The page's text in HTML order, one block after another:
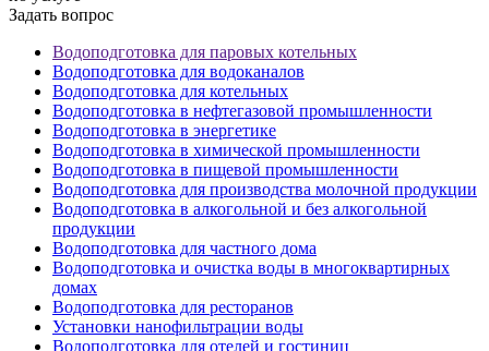
Задать вопрос
Водоподготовка для паровых котельных
Водоподготовка для водоканалов
Водоподготовка для котельных
Водоподготовка в нефтегазовой промышленности
Водоподготовка в энергетике
Водоподготовка в химической промышленности
Водоподготовка в пищевой промышленности
Водоподготовка для производства молочной продукции
Водоподготовка в алкогольной и без алкогольной
продукции
Водоподготовка для частного дома
Водоподготовка и очистка воды в многоквартирных
домах
Водоподготовка для ресторанов
Установки нанофильтрации воды
Водоподготовка для отелей и гостиниц